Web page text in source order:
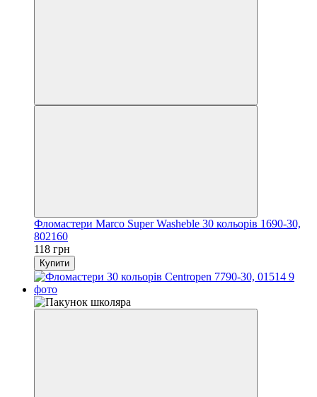
Фломастери Marco Super Washeble 30 кольорів 1690-30,
802160
118 грн
Купити